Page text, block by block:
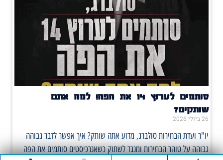
סותמים לערוץ 14 את הפה! למה אתם
שותקים?
26 ביולי 2026
יו"ר ועדת הבחירות סולברג, מדוע אתה שותק? איך אפשר לדבר גבוהה
גבוהה על טוהר הבחירות ומנגד לשתוק כשאנרכיסטים סותמים את הפה